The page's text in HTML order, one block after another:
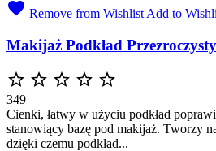
 Remove from WishlistAdd to
Makijaż Podkład Przezroczysty
    
349
Cienki, łatwy w użyciu podkład
stanowiący bazę pod makijaż. Tworzy
dzięki czemu podkład...